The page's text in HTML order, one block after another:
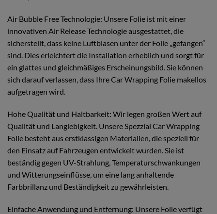
Air Bubble Free Technologie: Unsere Folie ist mit einer
innovativen Air Release Technologie ausgestattet, die
sicherstellt, dass keine Luftblasen unter der Folie „gefangen“
sind. Dies erleichtert die Installation erheblich und sorgt für
ein glattes und gleichmäßiges Erscheinungsbild. Sie können
sich darauf verlassen, dass Ihre Car Wrapping Folie makellos
aufgetragen wird.
Hohe Qualität und Haltbarkeit: Wir legen großen Wert auf
Qualität und Langlebigkeit. Unsere Spezzial Car Wrapping
Folie besteht aus erstklassigen Materialien, die speziell für
den Einsatz auf Fahrzeugen entwickelt wurden. Sie ist
beständig gegen UV-Strahlung, Temperaturschwankungen
und Witterungseinflüsse, um eine lang anhaltende
Farbbrillanz und Beständigkeit zu gewährleisten.
Einfache Anwendung und Entfernung: Unsere Folie verfügt